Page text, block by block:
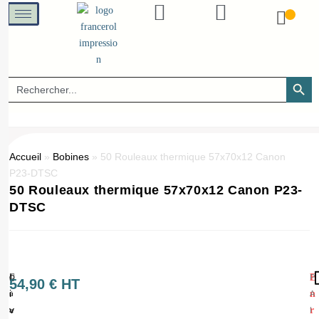
Search
for:
SEARCH
Accueil » Bobines » 50 Rouleaux thermique 57x70x12 Canon
P23-DTSC
50 Rouleaux thermique 57x70x12 Canon P23-
DTSC
Q
u
a
(
1
=
L
i
v
54,90€ HT
E
n
r
P
A
I